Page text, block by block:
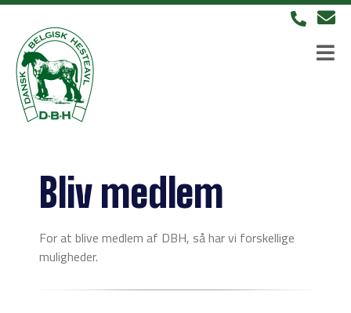
Bliv medlem
For at blive medlem af DBH, så har vi forskellige
muligheder.